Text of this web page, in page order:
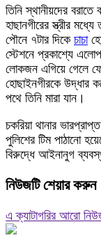
তিনি স্থানীয়দের
হাছানগীরের স্ত্রীর
পৌনে ৭টার দিকে চাচা
স্টেশনে প্রকাশ্যে
লোকজন এগিয়ে গেলে
হোছাইনগীরকে উদ্ধার
পথে তিনি মারা যান।
চকরিয়া থানার
পুলিশের টিম পাঠানো
বিরুদ্ধে আইনানুগ
নিউজটি শেয়ার করুন
এ ক্যাটাগরির আরো